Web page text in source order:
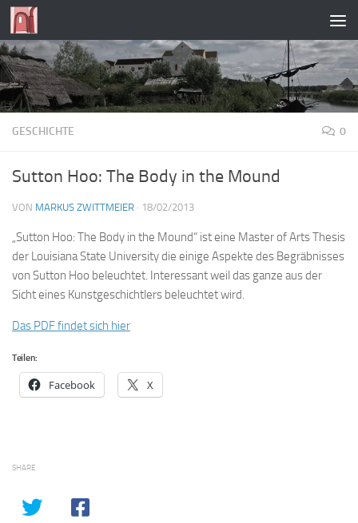
Zum Inhalt springen
GESCHICHTE 0
Sutton Hoo: The Body in the Mound
VON MARKUS ZWITTMEIER · 18/02/2013
„Sutton Hoo: The Body in the Mound“ ist eine Master of Arts Thesis
der Louisiana State University die einige Aspekte des Begräbnisses
von Sutton Hoo beleuchtet. Interessant weil das ganze aus der
Sicht eines Kunstgeschichtlers beleuchtet wird.
Das PDF findet sich hier
Teilen:
Facebook X
SHARE